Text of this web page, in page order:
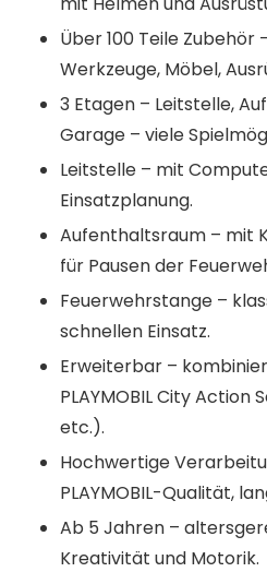
Über 100 Teile Zubehör
Werkzeuge, Möbel,
3 Etagen – Leitstelle,
Garage – viele
Leitstelle – mit
Einsatzplanung.
Aufenthaltsraum – mit
für Pausen der
Feuerwehrstange –
schnellen Einsatz.
Erweiterbar –
PLAYMOBIL City Action
etc.).
Hochwertige
PLAYMOBIL-Qualität,
Ab 5 Jahren –
Kreativität und Motorik.